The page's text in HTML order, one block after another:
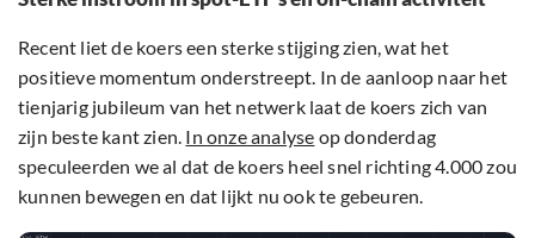
Recent liet de koers een sterke stijging zien, wat het
positieve momentum onderstreept. In de aanloop naar het
tienjarig jubileum van het netwerk laat de koers zich van
zijn beste kant zien. In onze analyse op donderdag
speculeerden we al dat de koers heel snel richting 4.000 zou
kunnen bewegen en dat lijkt nu ook te gebeuren.